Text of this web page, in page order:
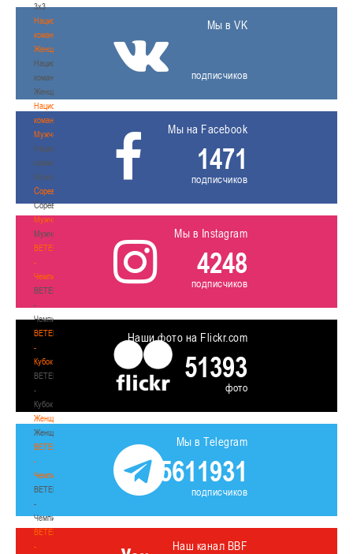
3х3
Национальная
команда.
Женщины
Национальная
команда.
Женщины
Национальная
команда.
Мужчины
Национальная
команда.
Мужчины
Соревнования
Соревнования
Мужчины
Мужчины
BETERA
-
Чемпионат
BETERA
-
Чемпионат
BETERA
-
Кубок
BETERA
-
Кубок
Женщины
Женщины
BETERA
-
Чемпионат
BETERA
-
Чемпионат
BETERA
-
Мы в VK
подписчиков
Мы на Facebook
1471
подписчиков
Мы в Instagram
4248
подписчиков
Наши фото на Flickr.com
51393
фото
Мы в Telegram
5611931
подписчиков
Наш канал BBF